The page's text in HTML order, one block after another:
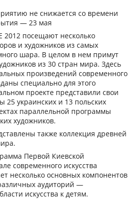
не снижается со времени
— 23 мая
2012 посещают несколько
и художников из самых
шара. В целом в нем примут
из 30 стран мира. Здесь
произведений современного
специально для этого
проекте представили свои
25 украинских и 13 польских
параллельной программы
художников.
также коллекция древней
Первой Киевской
современного искусства
несколько основных компонентов
аудиторий —
искусства к детям.